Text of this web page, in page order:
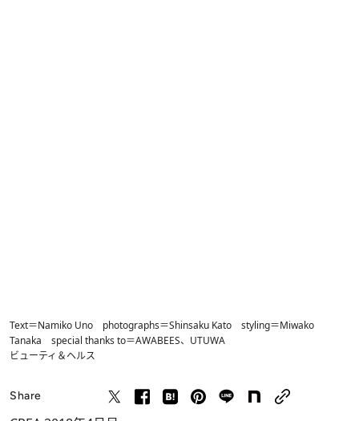
Text＝Namiko Uno photographs＝Shinsaku Kato styling＝Miwako
Tanaka special thanks to＝AWABEES、UTUWA
ビューティ＆ヘルス
Share